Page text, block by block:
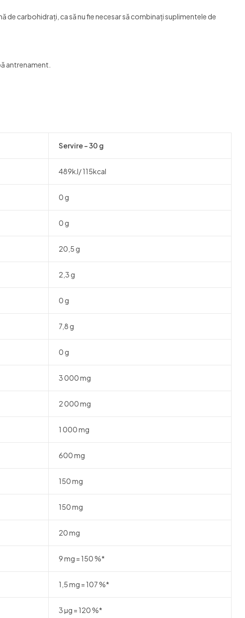
carbohidraţi, ca să nu fie necesar să combinaţi suplimentele de
antrenament.
Servire – 30 g
489kJ/ 115kcal
0 g
0 g
20,5 g
2,3 g
0 g
7,8 g
0 g
3 000 mg
2 000 mg
1 000 mg
600 mg
150 mg
150 mg
20 mg
9 mg = 150 %*
1,5 mg = 107 %*
3 µg = 120 %*